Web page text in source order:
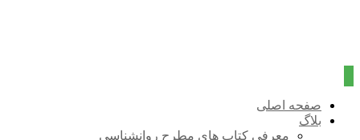
صفحه اصلی
بلاگ
معرفی کتاب های مطرح روانشناسی